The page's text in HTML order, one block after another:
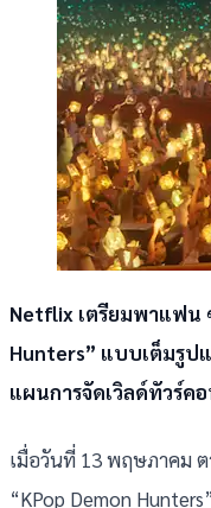
Netflix เตรียมพาแฟน
Hunters” แบบเต็มรูป
แผนการจัดเวิลด์ทัวร์ค
เมื่อวันที่ 13 พฤษภาคม ต
“KPop Demon